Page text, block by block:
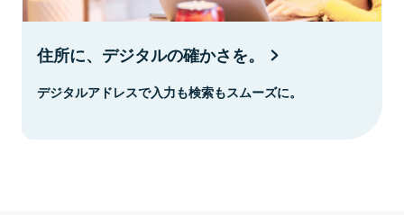
住所に、デジタルの確かさを。
デジタルアドレスで入力も検索もスムーズに。